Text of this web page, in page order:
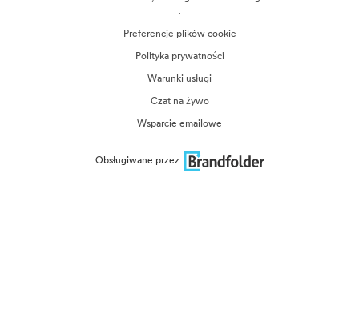
·
Preferencje plików cookie
Polityka prywatności
Warunki usługi
Czat na żywo
Wsparcie emailowe
Obsługiwane przez